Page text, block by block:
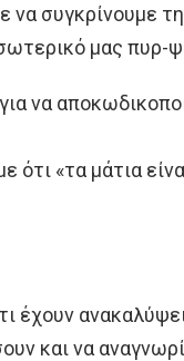
να συγκρίνουμε
μας πυρ-
να
ότι «τα μάτια
έχουν
και να